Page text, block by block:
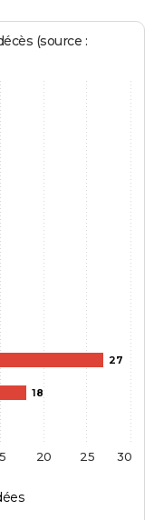
(source :
27
18
20 25 30